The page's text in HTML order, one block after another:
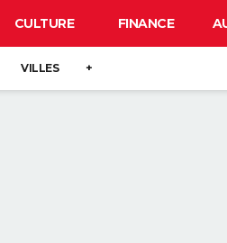
CULTURE FINANCE
VILLES +